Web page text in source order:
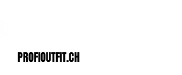
PROFIOUTFIT.cH